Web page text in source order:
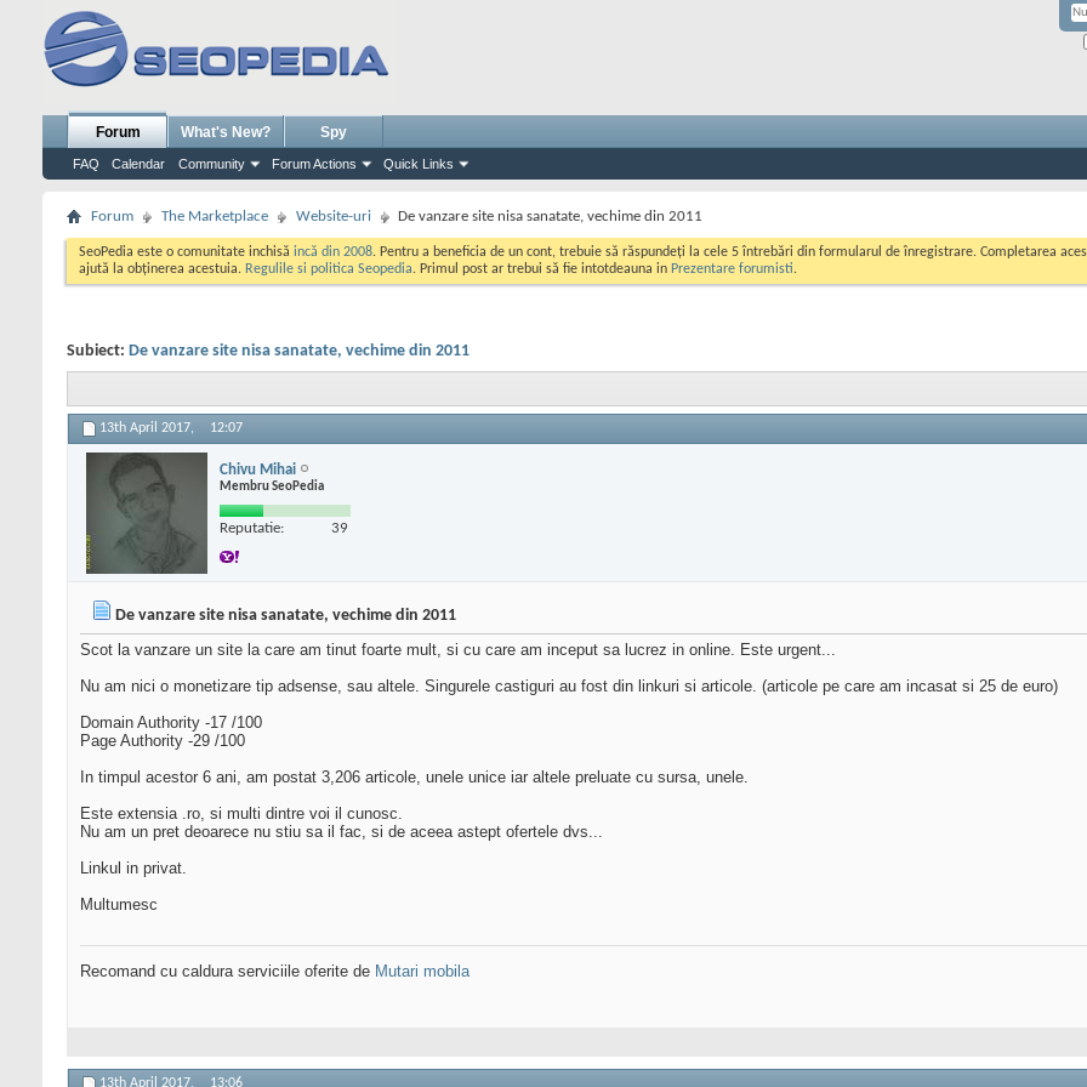
Forum
FAQ Calendar Community Forum Actions Quick Links
What's New? Spy
Forum The Marketplace Website-uri De vanzare site nisa sanatate, vechime din 2011
SeoPedia este o comunitate inchisă incă din 2008. Pentru a beneficia de un cont, trebuie să răspundeți la cele 5 întrebări din formularul de înregistrare. Completarea
ajută la obținerea acestuia. Regulile si politica Seopedia. Primul post ar trebui să fie intotdeauna in Prezentare forumisti.
Subiect: De vanzare site nisa sanatate, vechime din 2011
13th April 2017, 12:07
Chivu Mihai
Membru SeoPedia
Reputatie: 39
De vanzare site nisa sanatate, vechime din 2011
Scot la vanzare un site la care am tinut foarte mult, si cu care am inceput sa lucrez in online. Este urgent...
Nu am nici o monetizare tip adsense, sau altele. Singurele castiguri au fost din linkuri si articole. (articole pe care am incasat si 25 de euro)
Domain Authority -17 /100
Page Authority -29 /100
In timpul acestor 6 ani, am postat 3,206 articole, unele unice iar altele preluate cu sursa, unele.
Este extensia .ro, si multi dintre voi il cunosc.
Nu am un pret deoarece nu stiu sa il fac, si de aceea astept ofertele dvs...
Linkul in privat.
Multumesc
Recomand cu caldura serviciile oferite de Mutari mobila
13th April 2017, 13:06